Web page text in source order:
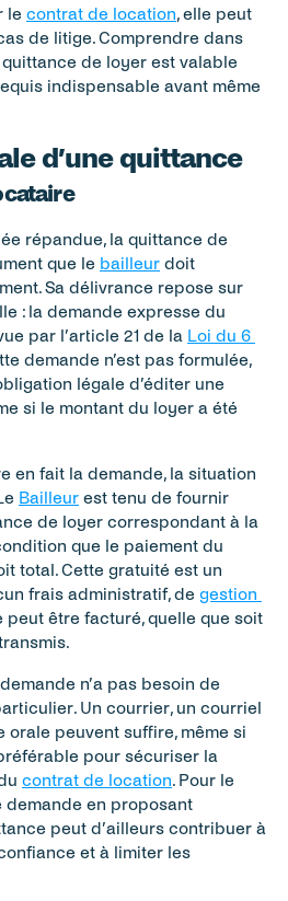
le contrat de location, elle peut
de litige. Comprendre dans
de loyer est valable
indispensable avant même
d’une quittance
répandue, la quittance de
que le bailleur doit
Sa délivrance repose sur
: la demande expresse du
par l’article 21 de la Loi du 6
demande n’est pas formulée,
légale d’éditer une
si le montant du loyer a été
en fait la demande, la situation
Bailleur est tenu de fournir
de loyer correspondant à la
que le paiement du
total. Cette gratuité est un
frais administratif, de gestion
peut être facturé, quelle que soit
n’a pas besoin de
Un courrier, un courriel
orale peuvent suffire, même si
pour sécuriser la
contrat de location. Pour le
en proposant
peut d’ailleurs contribuer à
et à limiter les